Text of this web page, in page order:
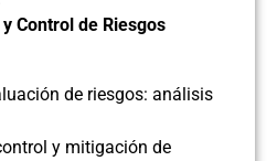
Control de Riesgos
de riesgos: análisis
y mitigación de